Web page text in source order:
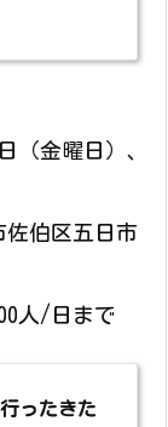
（金曜日）、
伯区五日市
人/日まで
ったきた